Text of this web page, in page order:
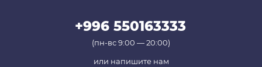
+996 550163333
(пн-вс 9:00 — 20:00)
или напишите нам